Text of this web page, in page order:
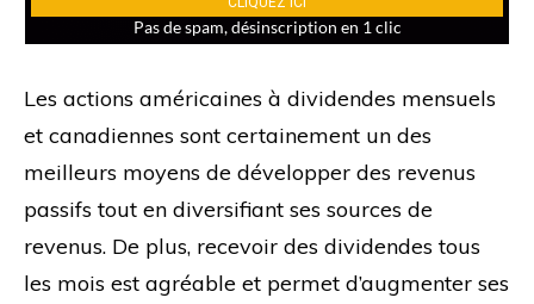
Les actions américaines à dividendes mensuels
et canadiennes sont certainement un des
meilleurs moyens de développer des revenus
passifs tout en diversifiant ses sources de
revenus. De plus, recevoir des dividendes tous
les mois est agréable et permet d’augmenter ses